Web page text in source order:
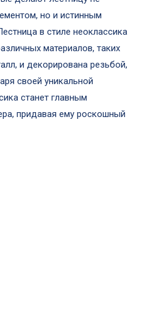
но и истинным
в стиле неоклассика
материалов, таких
и декорирована резьбой,
своей уникальной
станет главным
придавая ему роскошный